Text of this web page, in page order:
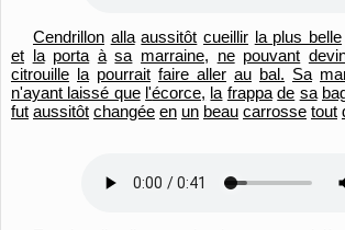
Cendrillon alla aussitôt cueillir la plus belle
et la porta à sa marraine, ne pouvant
citrouille la pourrait faire aller au bal. Sa
n'ayant laissé que l'écorce, la frappa de sa
fut aussitôt changée en un beau carrosse tout